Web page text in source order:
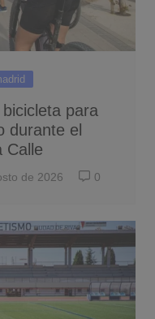
para
durante el
Calle
de 2026 0